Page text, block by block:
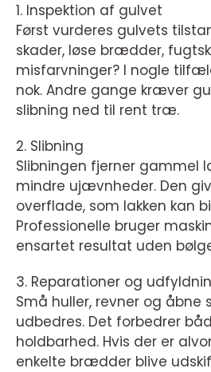
1. Inspektion af gulvet
Først vurderes gulvets
skader, løse brædder,
misfarvninger? I nogle
nok. Andre gange kræver
slibning ned til rent træ.
2. Slibning
Slibningen fjerner gammel
mindre ujævnheder. Den
overflade, som lakken kan
Professionelle bruger
ensartet resultat uden
3. Reparationer og
Små huller, revner og åbne
udbedres. Det forbedrer
holdbarhed. Hvis der er
enkelte brædder blive